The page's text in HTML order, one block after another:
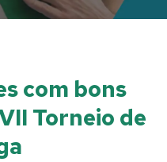
com bons
Torneio de